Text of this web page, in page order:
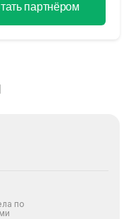
партнёром
по